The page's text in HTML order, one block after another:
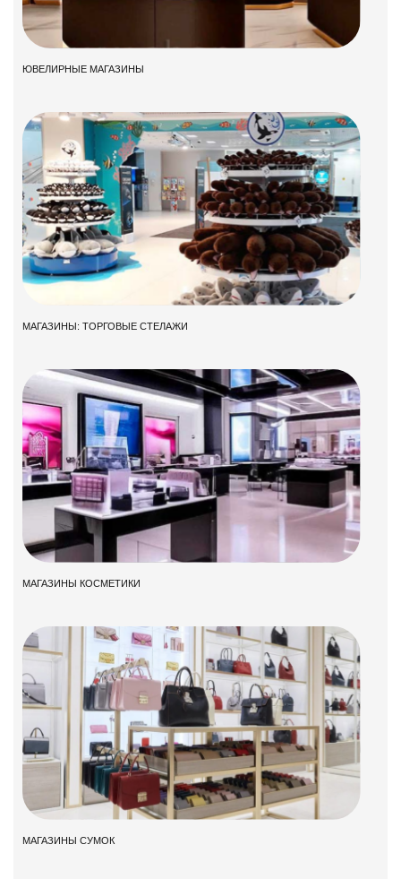
ЮВЕЛИРНЫЕ МАГАЗИНЫ
МАГАЗИНЫ: ТОРГОВЫЕ СТЕЛАЖИ
МАГАЗИНЫ КОСМЕТИКИ
МАГАЗИНЫ СУМОК